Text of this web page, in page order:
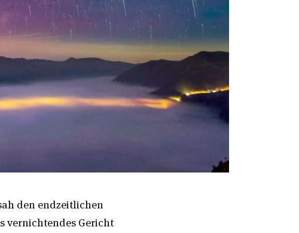
den endzeitlichen
vernichtendes Gericht